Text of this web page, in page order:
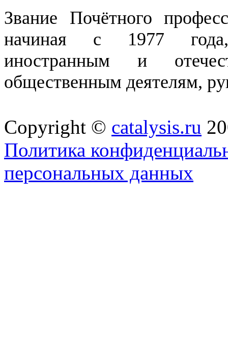
Звание Почётного
начиная с 1977
иностранным и
общественным деятелям,
Copyright © catalysis.ru
Политика
персональных данных